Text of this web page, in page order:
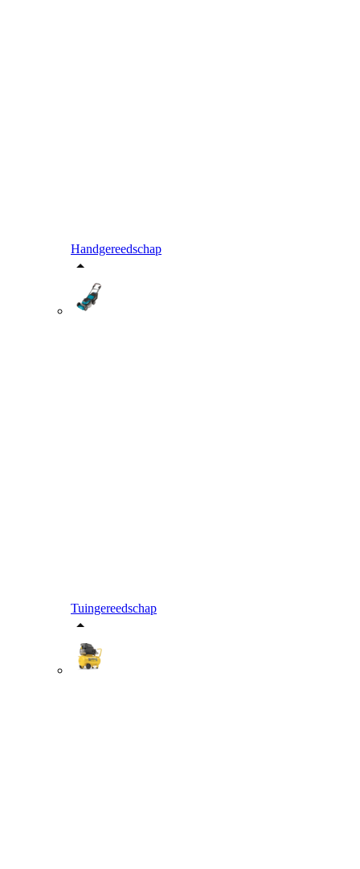
Handgereedschap
Tuingereedschap